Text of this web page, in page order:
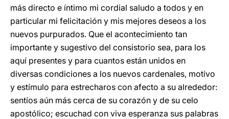
más directo e íntimo mi cordial saludo a todos y en
particular mi felicitación y mis mejores deseos a los
nuevos purpurados. Que el acontecimiento tan
importante y sugestivo del consistorio sea, para los
aquí presentes y para cuantos están unidos en
diversas condiciones a los nuevos cardenales, motivo
y estímulo para estrecharos con afecto a su alrededor:
sentíos aún más cerca de su corazón y de su celo
apostólico; escuchad con viva esperanza sus palabras